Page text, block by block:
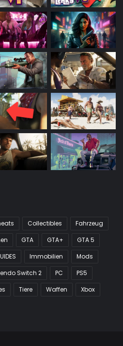
Collectibles
Fahrzeug
GTA GTA+
GTA 5
Immobilien
Mods
Switch 2 PC
PS5
Tiere Waffen
Xbox